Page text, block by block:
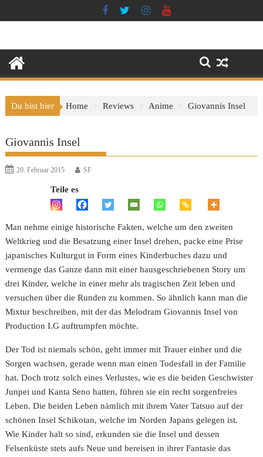
to
Du bist hier Home Reviews Anime Giovannis Insel
Giovannis Insel
20. Februar 2015 SF
Teile es
Man nehme einige historische Fakten, welche um den zweiten
Weltkrieg und die Besatzung einer Insel drehen, packe eine Prise
japanisches Kulturgut in Form eines Kinderbuches dazu und
vermenge das Ganze dann mit einer hausgeschriebenen Story um
drei Kinder, welche in einer mehr als tragischen Zeit leben und
versuchen über die Runden zu kommen. So ähnlich kann man die
Mixtur beschreiben, mit der das Melodram Giovannis Insel von
Production I.G auftrumpfen möchte.
Der Tod ist niemals schön, geht immer mit Trauer einher und die
Sorgen wachsen, gerade wenn man einen Todesfall in der Familie
hat. Doch trotz solch eines Verlustes, wie es die beiden Geschwister
Junpei und Kanta Seno hatten, führen sie ein recht sorgenfreies
Leben. Die beiden Leben nämlich mit ihrem Vater Tatsuo auf der
schönen Insel Schikotan, welche im Norden Japans gelegen ist.
Wie Kinder halt so sind, erkunden sie die Insel und dessen
Felsenküste stets aufs Neue und bereisen in ihrer Fantasie das